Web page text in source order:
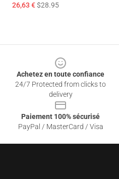
26,63 €$28.95
Achetez en toute confiance
24/7 Protected from clicks to
delivery
Paiement 100% sécurisé
PayPal / MasterCard / Visa